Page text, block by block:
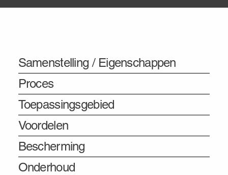
Samenstelling / Eigenschappen
Proces
Toepassingsgebied
Voordelen
Bescherming
Onderhoud